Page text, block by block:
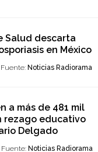
Salud descarta
en México
Fuente: Noticias Radiorama
a más de 481 mil
rezago educativo
Delgado
Fuente: Noticias Radiorama